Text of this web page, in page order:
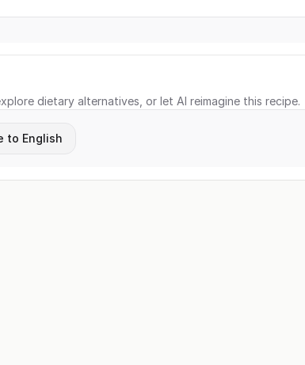
dietary alternatives, or let AI reimagine this recipe.
to English